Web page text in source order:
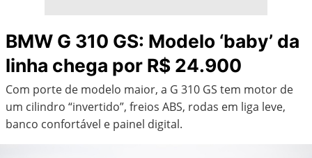
BMW G 310 GS: Modelo ‘baby’ da
linha chega por R$ 24.900
Com porte de modelo maior, a G 310 GS tem motor de
um cilindro “invertido”, freios ABS, rodas em liga leve,
banco confortável e painel digital.